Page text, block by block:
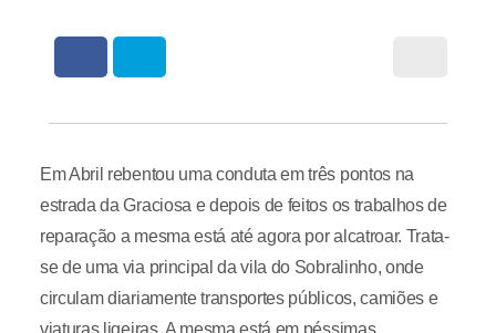
Em Abril rebentou uma conduta em três pontos na
estrada da Graciosa e depois de feitos os trabalhos de
reparação a mesma está até agora por alcatroar. Trata-
se de uma via principal da vila do Sobralinho, onde
circulam diariamente transportes públicos, camiões e
viaturas ligeiras. A mesma está em péssimas